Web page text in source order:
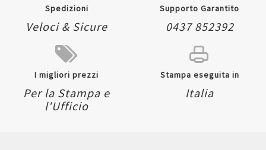
Spedizioni
Veloci & Sicure
Supporto Garantito
0437 852392
I migliori prezzi
Per la Stampa e
l'Ufficio
Stampa eseguita in
Italia